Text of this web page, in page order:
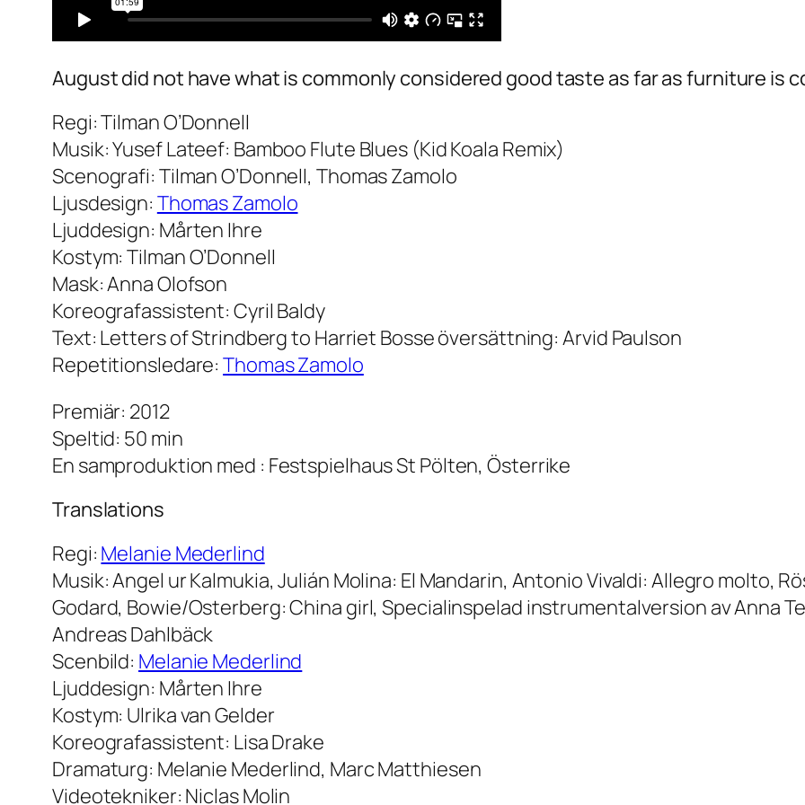
August did not have what is commonly considered good taste as far as furniture is
Regi: Tilman O’Donnell
Musik: Yusef Lateef: Bamboo Flute Blues (Kid Koala Remix)
Scenografi: Tilman O’Donnell, Thomas Zamolo
Ljusdesign: Thomas Zamolo
Ljuddesign: Mårten Ihre
Kostym: Tilman O’Donnell
Mask: Anna Olofson
Koreografassistent: Cyril Baldy
Text: Letters of Strindberg to Harriet Bosse översättning: Arvid Paulson
Repetitionsledare:Thomas Zamolo
Premiär: 2012
Speltid: 50 min
En samproduktion med : Festspielhaus St Pölten, Österrike
Translations
Regi: Melanie Mederlind
Musik: Angel ur Kalmukia, Julián Molina: El Mandarin, Antonio Vivaldi: Allegro molto,
Godard, Bowie/Osterberg: China girl, Specialinspelad instrumentalversion av Anna
Andreas Dahlbäck
Scenbild: Melanie Mederlind
Ljuddesign: Mårten Ihre
Kostym: Ulrika van Gelder
Koreografassistent: Lisa Drake
Dramaturg: Melanie Mederlind, Marc Matthiesen
Videotekniker: Niclas Molin